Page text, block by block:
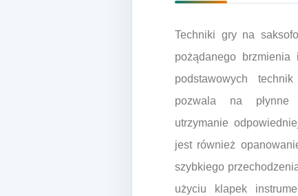
Techniki gry na
pożądanego
podstawowych
pozwala na płynne
utrzymanie
jest również
szybkiego
użyciu klapek